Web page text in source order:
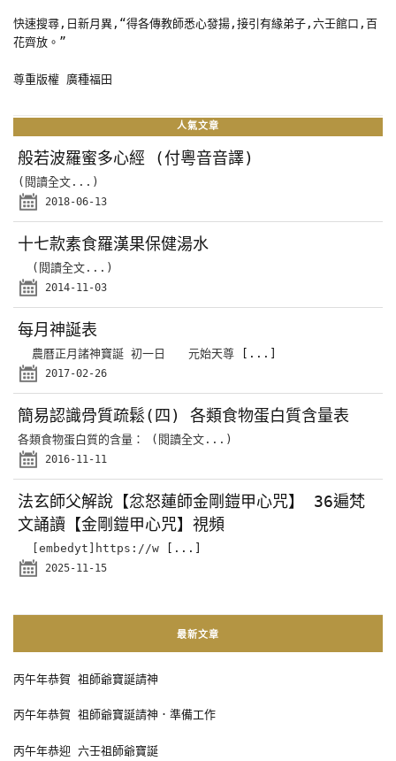
快速搜尋,日新月異,“得各傳教師悉心發揚,接引有緣弟子,六壬館口,百
花齊放。”
尊重版權 廣種福田
人氣文章
般若波羅蜜多心經 (付粵音音譯)
(閱讀全文...)
2018-06-13
十七款素食羅漢果保健湯水
(閱讀全文...)
2014-11-03
每月神誕表
農曆正月諸神寶誕 初一日 元始天尊 [...]
2017-02-26
簡易認識骨質疏鬆(四) 各類食物蛋白質含量表
各類食物蛋白質的含量： (閱讀全文...)
2016-11-11
法玄師父解說【忿怒蓮師金剛鎧甲心咒】 36遍梵
文誦讀【金剛鎧甲心咒】視頻
[embedyt]https://w [...]
2025-11-15
最新文章
丙午年恭賀 祖師爺寶誕請神
丙午年恭賀 祖師爺寶誕請神．準備工作
丙午年恭迎 六壬祖師爺寶誕